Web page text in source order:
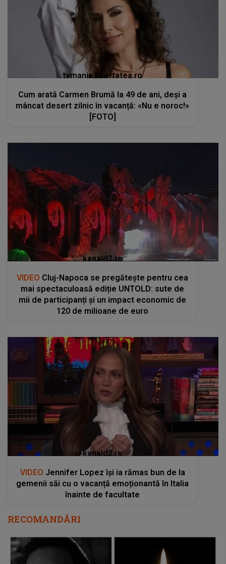
tvmania.libertatea.ro
Cum arată Carmen Brumă la 49 de ani, deși a
mâncat desert zilnic în vacanță: «Nu e noroc!»
[FOTO]
kanald2.ro
VIDEO Cluj-Napoca se pregătește pentru cea
mai spectaculoasă ediție UNTOLD: sute de
mii de participanți și un impact economic de
120 de milioane de euro
kanald2.ro
VIDEO Jennifer Lopez își ia rămas bun de la
gemenii săi cu o vacanță emoționantă în Italia
înainte de facultate
RECOMANDĂRI